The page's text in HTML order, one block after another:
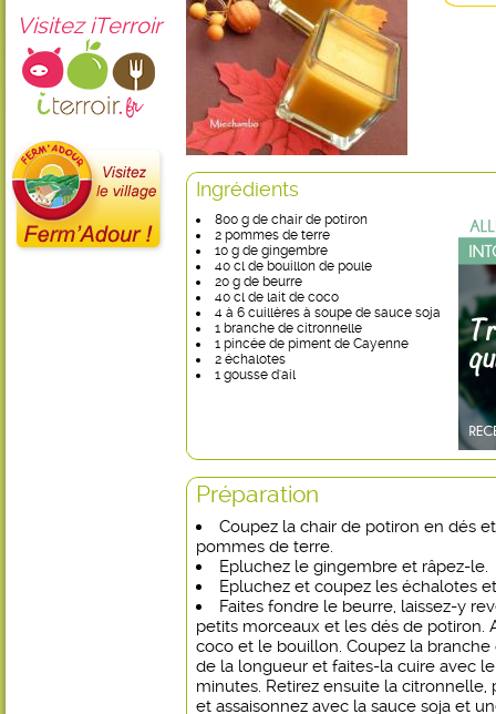
Visitez iTerroir
Ingrédients
800 g de chair de potiron
2 pommes de terre
10 g de gingembre
40 cl de bouillon de poule
20 g de beurre
40 cl de lait de coco
4 à 6 cuillères à soupe de sauce soja
1 branche de citronnelle
1 pincée de piment de Cayenne
2 échalotes
1 gousse d'ail
Préparation
Coupez la chair de potiron en dés
pommes de terre.
Epluchez le gingembre et râpez-le.
Epluchez et coupez les échalotes
Faites fondre le beurre, laissez-y
petits morceaux et les dés de potiron.
coco et le bouillon. Coupez la
de la longueur et faites-la cuire avec
minutes. Retirez ensuite la citronnelle,
et assaisonnez avec la sauce soja et